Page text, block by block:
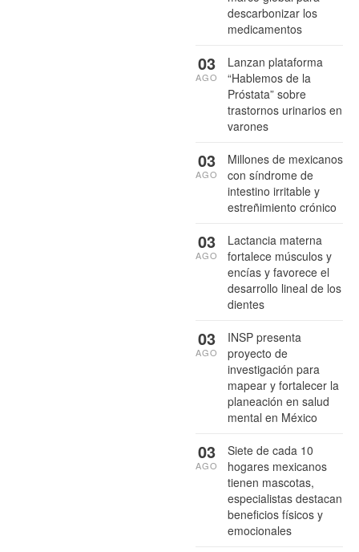
descarbonizar los
medicamentos
Lanzan plataforma
“Hablemos de la
Próstata” sobre
trastornos urinarios en
varones
03
AGO
Millones de mexicanos
con síndrome de
intestino irritable y
estreñimiento crónico
03
AGO
Lactancia materna
fortalece músculos y
encías y favorece el
desarrollo lineal de los
dientes
03
AGO
INSP presenta
proyecto de
investigación para
mapear y fortalecer la
planeación en salud
mental en México
03
AGO
Siete de cada 10
hogares mexicanos
tienen mascotas,
especialistas destacan
beneficios físicos y
emocionales
03
AGO